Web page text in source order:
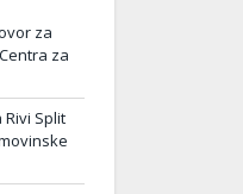
za
za
Split